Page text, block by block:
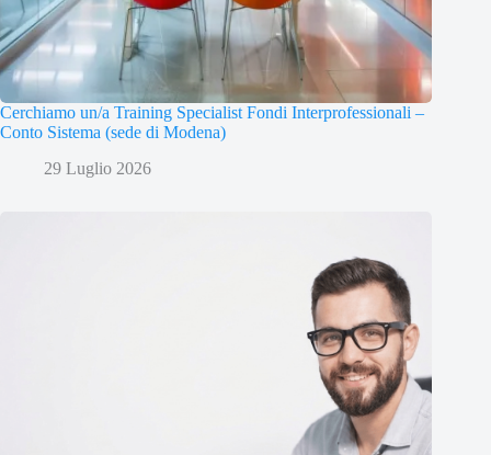
Cerchiamo un/a Training Specialist Fondi Interprofessionali –
Conto Sistema (sede di Modena)
29 Luglio 2026